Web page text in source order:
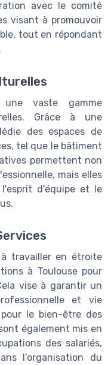
avec le comité
visant à promouvoir
tout en répondant
une vaste gamme
Grâce à une
des espaces de
tel que le bâtiment
permettent non
mais elles
d'équipe et le
travailler en étroite
à Toulouse pour
vise à garantir un
et vie
le bien-être des
également mis en
des salariés,
l’organisation du